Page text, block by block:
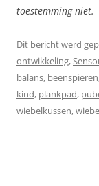
toestemming niet.
Dit bericht werd
ontwikkeling,
balans, beenspieren
kind, plankpad,
wiebelkussen,